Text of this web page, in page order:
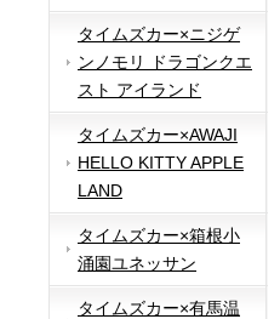
タイムズカー×ニジゲ
ンノモリ ドラゴンクエ
スト アイランド
タイムズカー×AWAJI
HELLO KITTY APPLE
LAND
タイムズカー×箱根小
涌園ユネッサン
タイムズカー×有馬温